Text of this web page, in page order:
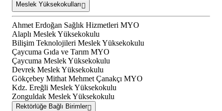
Meslek Yüksekokulları
Ahmet Erdoğan Sağlık Hizmetleri MYO
Alaplı Meslek Yüksekokulu
Bilişim Teknolojileri Meslek Yüksekokulu
Çaycuma Gıda ve Tarım MYO
Çaycuma Meslek Yüksekokulu
Devrek Meslek Yüksekokulu
Gökçebey Mithat Mehmet Çanakçı MYO
Kdz. Ereğli Meslek Yüksekokulu
Zonguldak Meslek Yüksekokulu
Rektörlüğe Bağlı Birimler